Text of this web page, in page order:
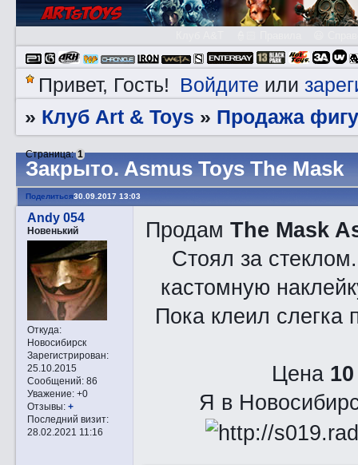
Привет, Гость! Войдите или
» Клуб Art & Toys » Продажа
Закрытo. Asmus Toys The Mask
Страница:1
Поделиться30.09.2017 13:03
Andy 054
Новенький
Откуда:
Новосибирск
Зарегистрирован:
25.10.2015
Сообщений:86
Уважение: +0
Отзывы: +
Последний визит:
28.02.2021 11:16
ПродамThe Mask
Стоял за
кастомную
Пока клеил слегка
Цена
Я в